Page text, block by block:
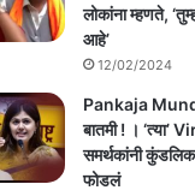
लोकांना म्हणते,
आहे’
12/02/2024
Pankaja
बातमी ! । ‘त्या’
समर्थकांनी
फोडलं